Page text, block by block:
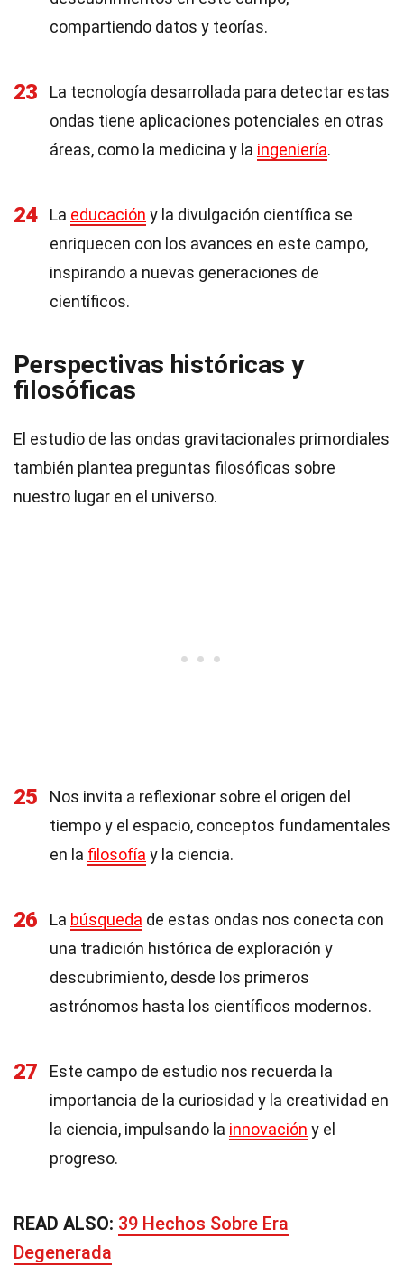
compartiendo datos y teorías.
23
La tecnología desarrollada para detectar estas
ondas tiene aplicaciones potenciales en otras
áreas, como la medicina y la ingeniería.
24 La educación y la divulgación científica se
enriquecen con los avances en este campo,
inspirando a nuevas generaciones de
científicos.
Perspectivas históricas y
filosóficas
El estudio de las ondas gravitacionales primordiales
también plantea preguntas filosóficas sobre
nuestro lugar en el universo.
25
Nos invita a reflexionar sobre el origen del
tiempo y el espacio, conceptos fundamentales
en la filosofía y la ciencia.
26 La búsqueda de estas ondas nos conecta con
una tradición histórica de exploración y
descubrimiento, desde los primeros
astrónomos hasta los científicos modernos.
27
Este campo de estudio nos recuerda la
importancia de la curiosidad y la creatividad en
la ciencia, impulsando la innovación y el
progreso.
READ ALSO: 39 Hechos Sobre Era
Degenerada